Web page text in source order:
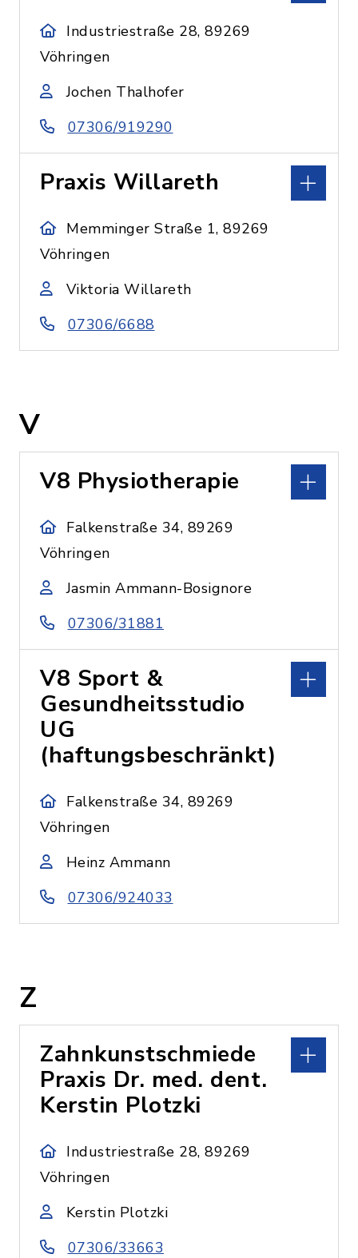
Industriestraße 28, 89269
Vöhringen
Jochen Thalhofer
07306/919290
Praxis Willareth
Memminger Straße 1, 89269
Vöhringen
Viktoria Willareth
07306/6688
V
V8 Physiotherapie
Falkenstraße 34, 89269
Vöhringen
Jasmin Ammann-Bosignore
07306/31881
V8 Sport &
Gesundheitsstudio
UG
(haftungsbeschränkt)
Falkenstraße 34, 89269
Vöhringen
Heinz Ammann
07306/924033
Z
Zahnkunstschmiede
Praxis Dr. med. dent.
Kerstin Plotzki
Industriestraße 28, 89269
Vöhringen
Kerstin Plotzki
07306/33663